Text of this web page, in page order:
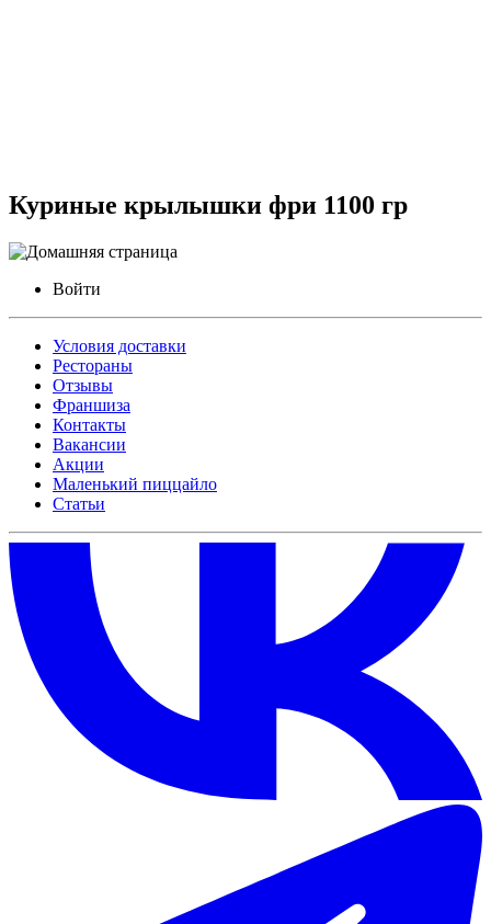
Куриные крылышки фри 1100 гр
Войти
Условия доставки
Рестораны
Отзывы
Франшиза
Контакты
Вакансии
Акции
Маленький пиццайло
Статьи